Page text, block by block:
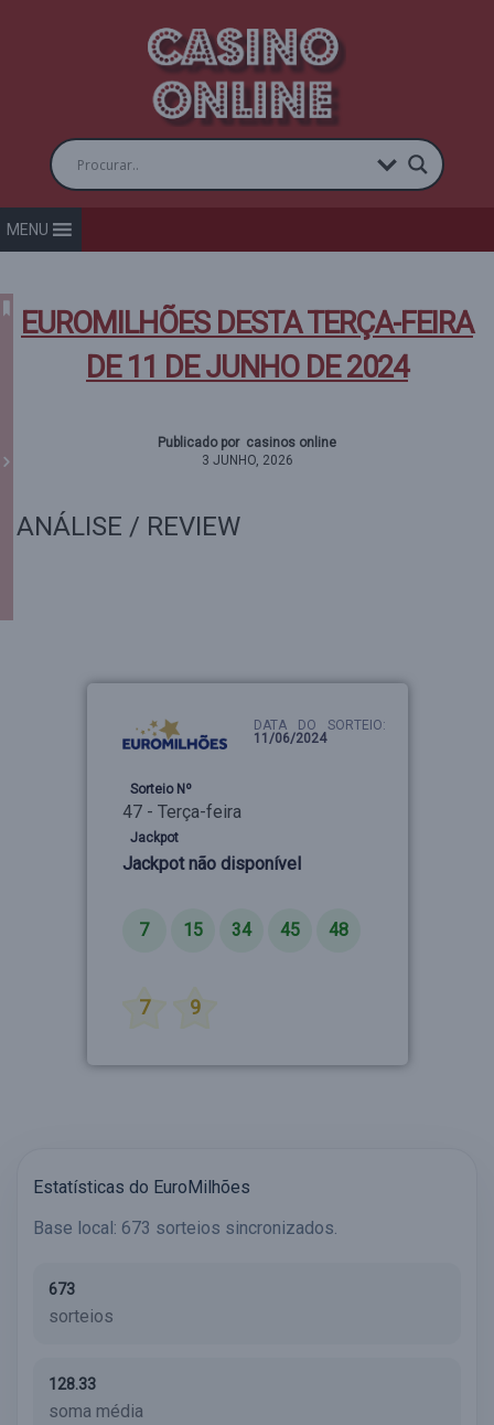
MENU
EUROMILHÕES DESTA TERÇA-FEIRA
DE 11 DE JUNHO DE 2024
Publicado por casinos online
3 JUNHO, 2026
ANÁLISE / REVIEW
DATA DO SORTEIO:
11/06/2024
Sorteio Nº
47 - Terça-feira
Jackpot
Jackpot não disponível
7 15 34 45 48
7 9
Estatísticas do EuroMilhões
Base local: 673 sorteios sincronizados.
673
sorteios
128.33
soma média